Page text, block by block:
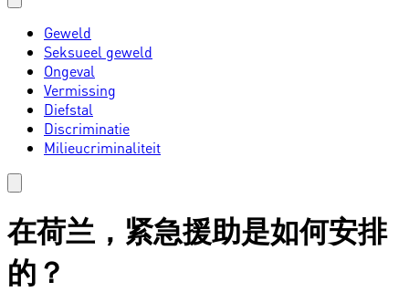
Geweld
Seksueel geweld
Ongeval
Vermissing
Diefstal
Discriminatie
Milieucriminaliteit
在荷兰，紧急援助是如何安排
的？